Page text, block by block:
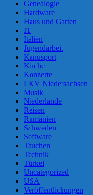
Genealogie
Hardware
Haus und Garten
IT
Italien
Jugendarbeit
Kanusport
Kirche
Konzerte
LKV Niedersachsen
Musik
Niederlande
Reisen
Rumänien
Schweden
Software
Tauchen
Technik
Türkei
Uncategorized
USA
Veröffentlichungen